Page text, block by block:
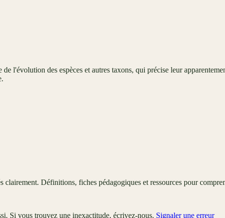
l'évolution des espèces et autres taxons, qui précise leur
clairement. Définitions, fiches pédagogiques et ressources pour
Si vous trouvez une inexactitude, écrivez-nous. Signaler une erreur